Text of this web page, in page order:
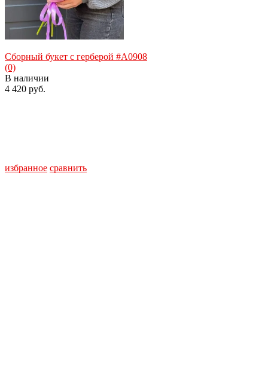
избранное сравнить
Сборный букет с герберой #А0908
(0)
В наличии
4 420 руб.